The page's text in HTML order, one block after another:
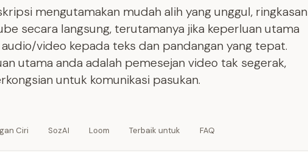
mengutamakan mudah alih yang unggul, ringkasan
secara langsung, terutamanya jika keperluan utama
video kepada teks dan pandangan yang tepat.
utama anda adalah pemesejan video tak segerak,
untuk komunikasi pasukan.
Ciri SozAI Loom Terbaik untuk FAQ